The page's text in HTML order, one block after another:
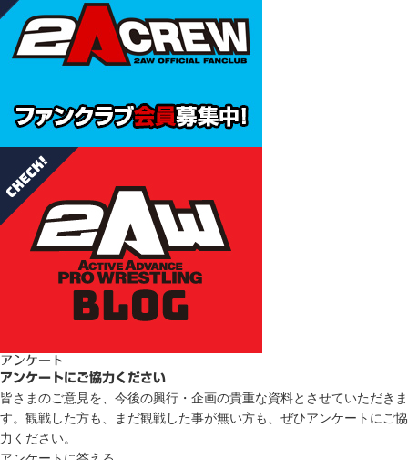
アンケート
アンケートにご協力ください
皆さまのご意見を、今後の興行・企画の貴重な資料とさせていただきま
す。観戦した方も、まだ観戦した事が無い方も、ぜひアンケートにご協
力ください。